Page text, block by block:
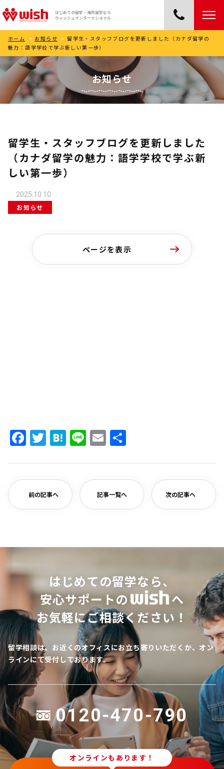
はじめての留学・海外留学なら
ウィッシュインターナショナル
ホーム > お知らせ > 留学生・スタッフブログを更新しました（カナダ留学の
魅力：語学学校で学ぶ新しい第一歩）
お知らせ
留学生・スタッフブログを更新しました
（カナダ留学の魅力：語学学校で学ぶ新
しい第一歩）
2025.10.10
お知らせ
ページを表示
Facebook
Twitter
Hatena
LineEmail
前の記事へ 記事一覧へ 次の記事へ
はじめての留学なら、
安心サポートの
へ
お気軽にご相談ください！
留学相談は、お近くのオフィスにお立ち寄りいただくか、オン
ラインにて受付しております。
0120-470-790
オンラインもあります！